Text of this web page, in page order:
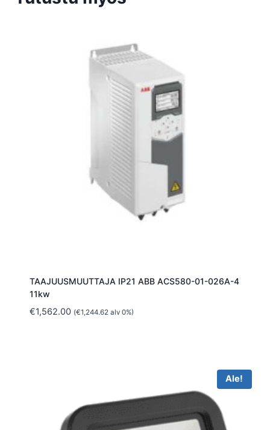
TAAJUUSMUUTTAJA IP21 ABB ACS580-01-026A-4
11kw
€1,562.00 (€1,244.62 alv 0%)
Ale!